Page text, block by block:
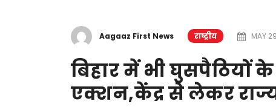
Aagaaz First News राष्ट्रीय MAY
बिहार में भी घुसपैठियों
एक्शन,केंद्र से लेकर